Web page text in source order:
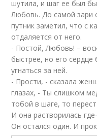
шутила, и шаг ее был
Любовь. До самой зари
путник заметил, что с
отдаляется от него.
- Постой, Любовь! –
быстрее, но его
угнаться за ней.
- Прости, - сказала
глазах, - Ты слишком
тобой в шаге, то
И она растворилась
Он остался один. И